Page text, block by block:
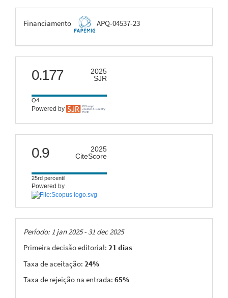
FAPEMIG
Financiamento APQ-04537-23
scimago
0.177
2025
SJR
Q4
Powered by
citescore
0.9
2025
CiteScore
25rd percentil
Powered by
Taxas
Período: 1 jan 2025 - 31 dec 2025
Primeira decisão editorial: 21 dias
Taxa de aceitação: 24%
Taxa de rejeição na entrada: 65%